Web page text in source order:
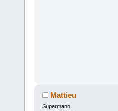
Mattieu
Supermann